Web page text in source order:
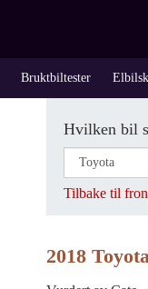
Bruktbiltester
Hvilken bil
Tilbake til
2018